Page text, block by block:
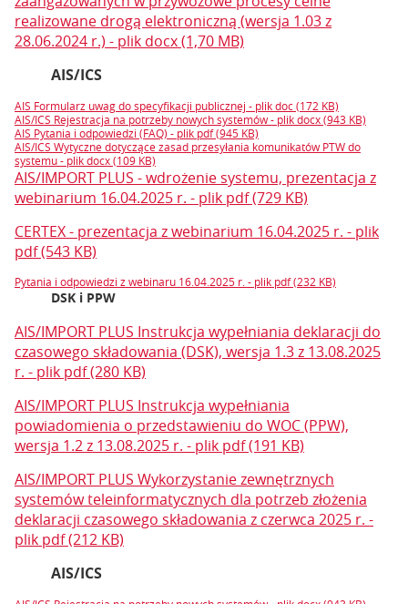
realizowane drogą elektroniczną (wersja 1.03 z
28.06.2024 r.) - plik docx (1,70 MB)
AIS/ICS
AIS Formularz uwag do specyfikacji publicznej - plik doc (172 KB)
AIS/ICS Rejestracja na potrzeby nowych systemów - plik docx (943 KB)
AIS Pytania i odpowiedzi (FAQ) - plik pdf (945 KB)
AIS/ICS Wytyczne dotyczące zasad przesyłania komunikatów PTW do
systemu - plik docx (109 KB)
AIS/IMPORT PLUS - wdrożenie systemu, prezentacja z
webinarium 16.04.2025 r. - plik pdf (729 KB)
CERTEX - prezentacja z webinarium 16.04.2025 r. - plik
pdf (543 KB)
Pytania i odpowiedzi z webinaru 16.04.2025 r. - plik pdf (232 KB)
DSK i PPW
AIS/IMPORT PLUS Instrukcja wypełniania deklaracji do
czasowego składowania (DSK), wersja 1.3 z 13.08.2025
r. - plik pdf (280 KB)
AIS/IMPORT PLUS Instrukcja wypełniania
powiadomienia o przedstawieniu do WOC (PPW),
wersja 1.2 z 13.08.2025 r. - plik pdf (191 KB)
AIS/IMPORT PLUS Wykorzystanie zewnętrznych
systemów teleinformatycznych dla potrzeb złożenia
deklaracji czasowego składowania z czerwca 2025 r. -
plik pdf (212 KB)
AIS/ICS